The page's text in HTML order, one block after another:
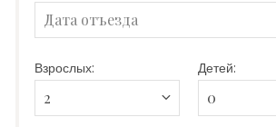
Взрослых: Детей: